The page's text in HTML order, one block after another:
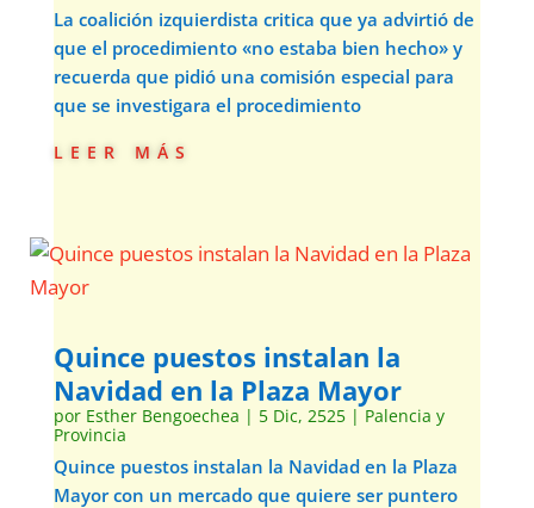
La coalición izquierdista critica que ya advirtió de
que el procedimiento «no estaba bien hecho» y
recuerda que pidió una comisión especial para
que se investigara el procedimiento
leer más
Quince puestos instalan la
Navidad en la Plaza Mayor
por Esther Bengoechea | 5 Dic, 2525| Palencia y
Provincia
Quince puestos instalan la Navidad en la Plaza
Mayor con un mercado que quiere ser puntero